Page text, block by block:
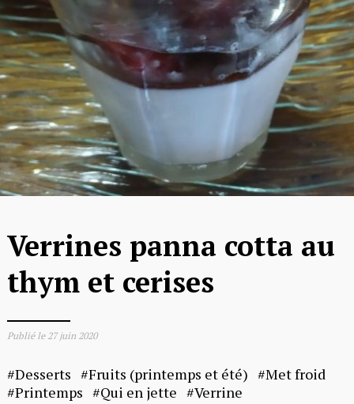
Verrines panna cotta au
thym et cerises
Publié le 27 juin 2020
Desserts Fruits (printemps et été)
Met froid
Printemps
Qui en jette Verrine